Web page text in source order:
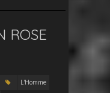
ROSE
L'Homme